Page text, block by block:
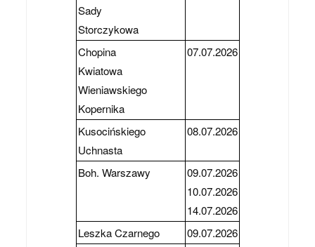
Sady
Storczykowa
Chopina
Kwiatowa
Wieniawskiego
Kopernika
07.07.2026
Kusocińskiego
Uchnasta
08.07.2026
Boh. Warszawy
09.07.2026
10.07.2026
14.07.2026
Leszka Czarnego
09.07.2026